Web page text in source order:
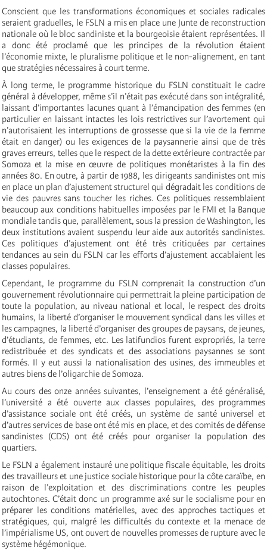
Conscient que les transformations économiques et sociales radicales
seraient graduelles, le FSLN a mis en place une Junte de reconstruction
nationale où le bloc sandiniste et la bourgeoisie étaient représentées. Il
a donc été proclamé que les principes de la révolution étaient
l’économie mixte, le pluralisme politique et le non-alignement, en tant
que stratégies nécessaires à court terme.
À long terme, le programme historique du FSLN constituait le cadre
général à développer, même s’il n’était pas exécuté dans son intégralité,
laissant d’importantes lacunes quant à l’émancipation des femmes (en
particulier en laissant intactes les lois restrictives sur l’avortement qui
n’autorisaient les interruptions de grossesse que si la vie de la femme
était en danger) ou les exigences de la paysannerie ainsi que de très
graves erreurs, telles que le respect de la dette extérieure contractée par
Somoza et la mise en œuvre de politiques monétaristes à la fin des
années 80. En outre, à partir de 1988, les dirigeants sandinistes ont mis
en place un plan d’ajustement structurel qui dégradait les conditions de
vie des pauvres sans toucher les riches. Ces politiques ressemblaient
beaucoup aux conditions habituelles imposées par le FMI et la Banque
mondiale tandis que, parallèlement, sous la pression de Washington, les
deux institutions avaient suspendu leur aide aux autorités sandinistes.
Ces politiques d’ajustement ont été très critiquées par certaines
tendances au sein du FSLN car les efforts d’ajustement accablaient les
classes populaires.
Cependant, le programme du FSLN comprenait la construction d’un
gouvernement révolutionnaire qui permettrait la pleine participation de
toute la population, au niveau national et local, le respect des droits
humains, la liberté d’organiser le mouvement syndical dans les villes et
les campagnes, la liberté d’organiser des groupes de paysans, de jeunes,
d’étudiants, de femmes, etc. Les latifundios furent expropriés, la terre
redistribuée et des syndicats et des associations paysannes se sont
formés. Il y eut aussi la nationalisation des usines, des immeubles et
autres biens de l’oligarchie de Somoza.
Au cours des onze années suivantes, l’enseignement a été généralisé,
l’université a été ouverte aux classes populaires, des programmes
d’assistance sociale ont été créés, un système de santé universel et
d’autres services de base ont été mis en place, et des comités de défense
sandinistes (CDS) ont été créés pour organiser la population des
quartiers.
Le FSLN a également instauré une politique fiscale équitable, les droits
des travailleurs et une justice sociale historique pour la côte caraïbe, en
raison de l’exploitation et des discriminations contre les peuples
autochtones. C’était donc un programme axé sur le socialisme pour en
préparer les conditions matérielles, avec des approches tactiques et
stratégiques, qui, malgré les difficultés du contexte et la menace de
l’impérialisme US, ont ouvert de nouvelles promesses de rupture avec le
système hégémonique.